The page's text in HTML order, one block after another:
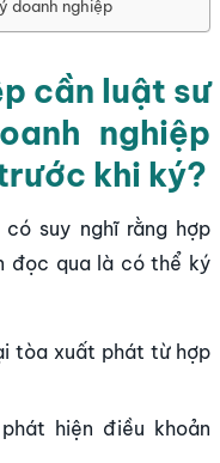
doanh nghiệp
cần luật sư
nghiệp
khi ký?
có suy nghĩ rằng hợp
đọc qua là có thể ký
tòa xuất phát từ hợp
hiện điều khoản